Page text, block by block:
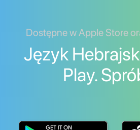
Dostępne w Apple Store
Język
Play.